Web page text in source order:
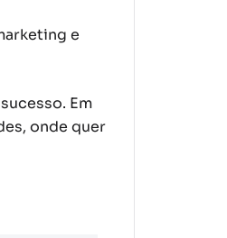
e
Em
onde quer